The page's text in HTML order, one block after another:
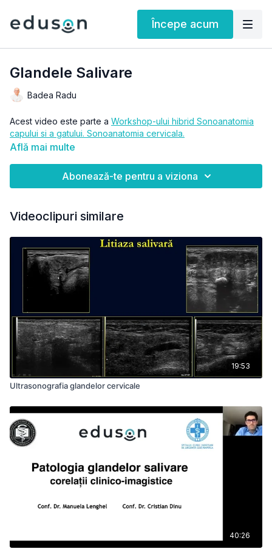
Începe acum
Glandele Salivare
Badea Radu
Acest video este parte a Workshop-ului hibrid Sonoanatomia
capului si a gatului. Sonoanatomia cervicala.
Află mai multe
Abonează-te pentru a viziona
Videoclipuri similare
19:53
Ultrasonografia glandelor cervicale
40:26